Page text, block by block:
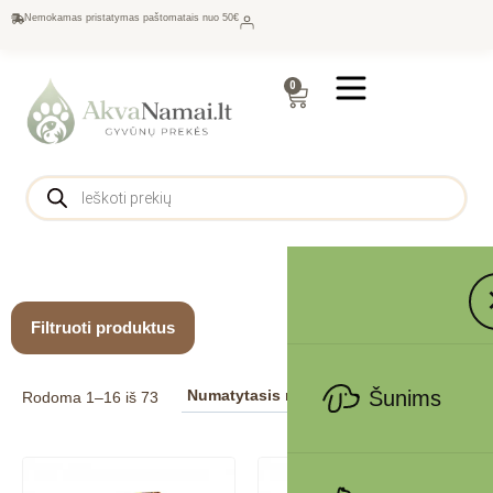
Nemokamas pristatymas paštomatais nuo 50€
0
Šunims
Filtruoti produktus
Rodoma 1–16 iš 73